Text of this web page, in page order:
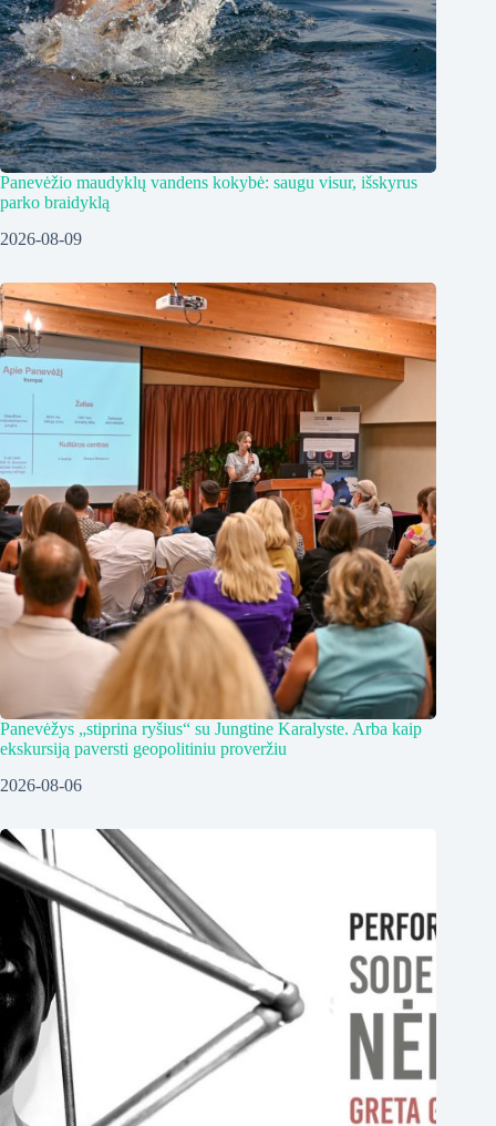
Panevėžio maudyklų vandens kokybė: saugu visur, išskyrus
parko braidyklą
2026-08-09
Panevėžys „stiprina ryšius“ su Jungtine Karalyste. Arba kaip
ekskursiją paversti geopolitiniu proveržiu
2026-08-06